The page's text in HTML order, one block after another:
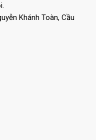
Khánh Toàn, Cầu